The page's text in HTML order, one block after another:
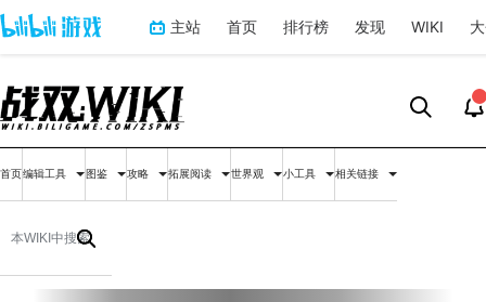
主站 首页 排行榜 发现 WIKI
首页编辑工具 图鉴 攻略 拓展阅读 世界观 小工具 相关链接